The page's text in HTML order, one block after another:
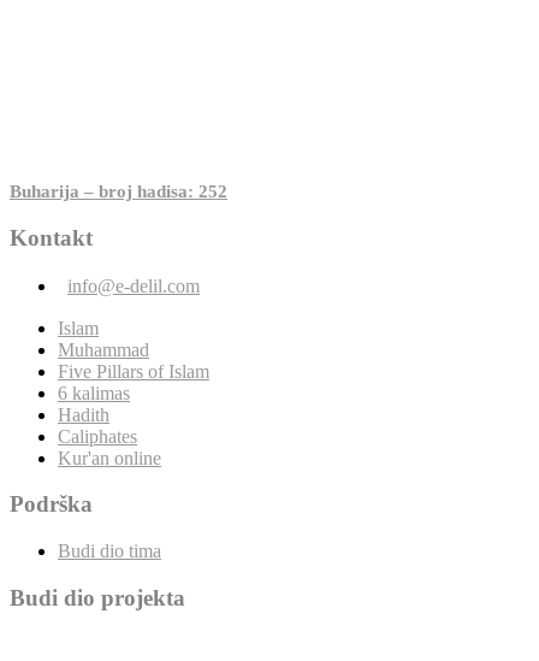
Buharija – broj hadisa: 252
Kontakt
info@e-delil.com
Islam
Muhammad
Five Pillars of Islam
6 kalimas
Hadith
Caliphates
Kur'an online
Podrška
Budi dio tima
Budi dio projekta